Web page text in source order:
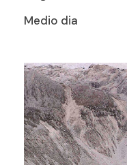
Medio dia